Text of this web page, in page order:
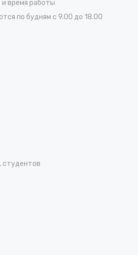
время работы
по будням с 9.00 до 18.00
студентов